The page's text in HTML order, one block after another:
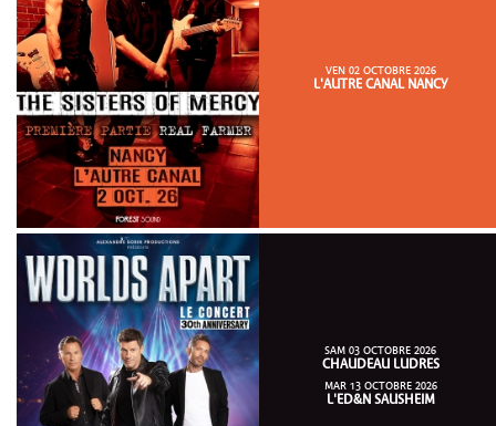
VEN 02 OCTOBRE 2026
L'AUTRE CANAL NANCY
SAM 03 OCTOBRE 2026
CHAUDEAU LUDRES
MAR 13 OCTOBRE 2026
L'ED&N SAUSHEIM